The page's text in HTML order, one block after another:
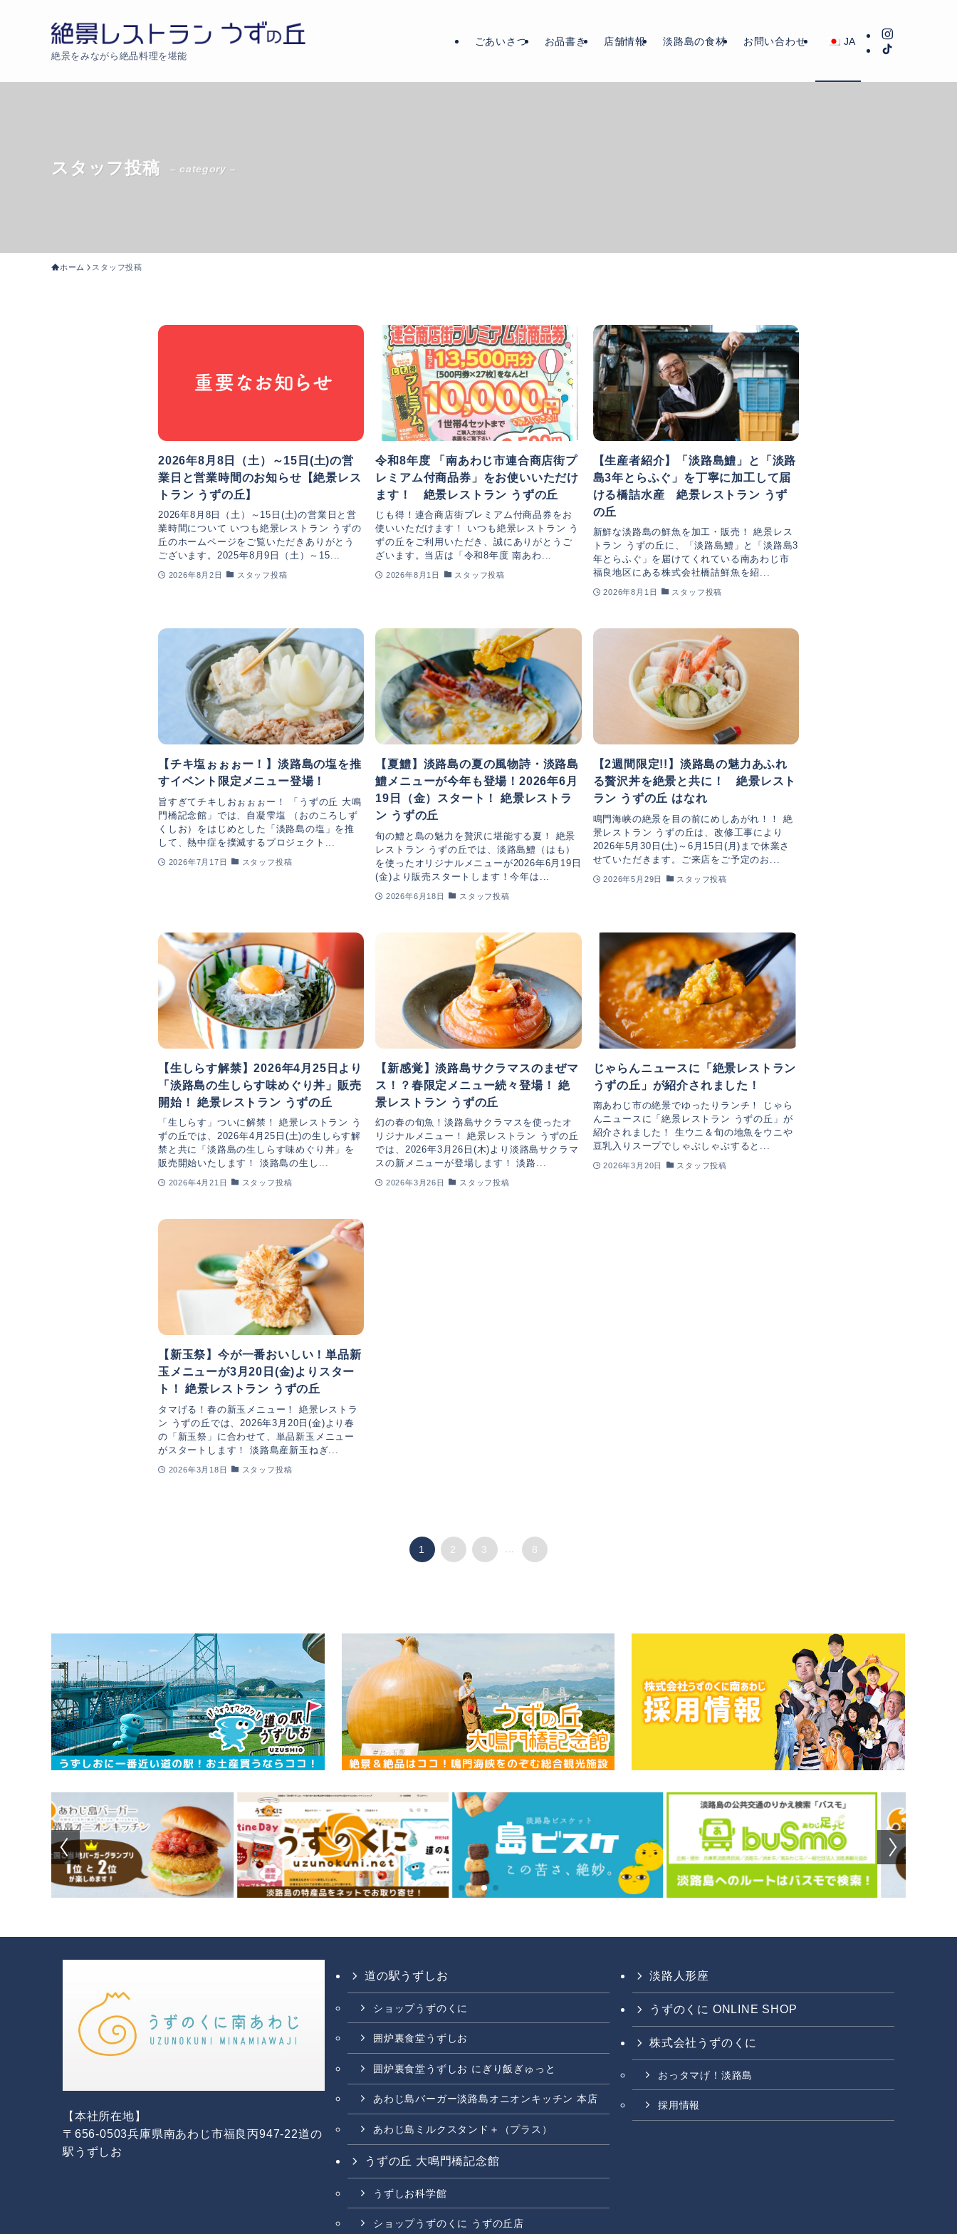
絶景をみながら絶品料理を堪能
ごあいさつ お品書き 店舗情報 淡路島の食材 お問い合わせ JA
スタッフ投稿 – category –
ホーム スタッフ投稿
2026年8月8日（土）～15日(土)の営
業日と営業時間のお知らせ【絶景レス
トラン うずの丘】
2026年8月8日（土）～15日(土)の営業日と営
業時間について いつも絶景レストラン うずの
丘のホームページをご覧いただきありがとう
ございます。2025年8月9日（土）～15...
2026年8月2日 スタッフ投稿
令和8年度 「南あわじ市連合商店街プ
レミアム付商品券」をお使いいただけ
ます！ 絶景レストラン うずの丘
じも得！連合商店街プレミアム付商品券をお
使いいただけます！ いつも絶景レストラン う
ずの丘をご利用いただき、誠にありがとうご
ざいます。当店は「令和8年度 南あわ...
2026年8月1日 スタッフ投稿
【生産者紹介】「淡路島鱧」と「淡路
島3年とらふぐ」を丁寧に加工して届
ける橋詰水産 絶景レストラン うず
の丘
新鮮な淡路島の鮮魚を加工・販売！ 絶景レス
トラン うずの丘に、「淡路島鱧」と「淡路島3
年とらふぐ」を届けてくれている南あわじ市
福良地区にある株式会社橋詰鮮魚を紹...
2026年8月1日 スタッフ投稿
【チキ塩ぉぉぉー！】淡路島の塩を推
すイベント限定メニュー登場！
旨すぎてチキしおぉぉぉー！ 「うずの丘 大鳴
門橋記念館」では、自凝雫塩 （おのころしず
くしお）をはじめとした「淡路島の塩」を推
して、熱中症を撲滅するプロジェクト...
2026年7月17日 スタッフ投稿
【夏鱧】淡路島の夏の風物詩・淡路島
鱧メニューが今年も登場！2026年6月
19日（金）スタート！ 絶景レストラ
ン うずの丘
旬の鱧と島の魅力を贅沢に堪能する夏！ 絶景
レストラン うずの丘では、淡路島鱧（はも）
を使ったオリジナルメニューが2026年6月19日
(金)より販売スタートします！今年は...
2026年6月18日 スタッフ投稿
【2週間限定!!】淡路島の魅力あふれ
る贅沢丼を絶景と共に！ 絶景レスト
ラン うずの丘 はなれ
鳴門海峡の絶景を目の前にめしあがれ！！ 絶
景レストラン うずの丘は、改修工事により
2026年5月30日(土)～6月15日(月)まで休業さ
せていただきます。ご来店をご予定のお...
2026年5月29日 スタッフ投稿
【生しらす解禁】2026年4月25日より
「淡路島の生しらす味めぐり丼」販売
開始！ 絶景レストラン うずの丘
「生しらす」ついに解禁！ 絶景レストラン う
ずの丘では、2026年4月25日(土)の生しらす解
禁と共に「淡路島の生しらす味めぐり丼」を
販売開始いたします！ 淡路島の生し...
2026年4月21日 スタッフ投稿
【新感覚】淡路島サクラマスのまぜマ
ス！？春限定メニュー続々登場！ 絶
景レストラン うずの丘
幻の春の旬魚！淡路島サクラマスを使ったオ
リジナルメニュー！ 絶景レストラン うずの丘
では、2026年3月26日(木)より淡路島サクラマ
スの新メニューが登場します！ 淡路...
2026年3月26日 スタッフ投稿
じゃらんニュースに「絶景レストラン
うずの丘」が紹介されました！
南あわじ市の絶景でゆったりランチ！ じゃら
んニュースに「絶景レストラン うずの丘」が
紹介されました！ 生ウニ＆旬の地魚をウニや
豆乳入りスープでしゃぶしゃぶすると...
2026年3月20日 スタッフ投稿
【新玉祭】今が一番おいしい！単品新
玉メニューが3月20日(金)よりスター
ト！ 絶景レストラン うずの丘
タマげる！春の新玉メニュー！ 絶景レストラ
ン うずの丘では、2026年3月20日(金)より春
の「新玉祭」に合わせて、単品新玉メニュー
がスタートします！ 淡路島産新玉ねぎ...
2026年3月18日 スタッフ投稿
1 2 3 8
【本社所在地】
〒656-0503兵庫県南あわじ市福良丙947-22道の
駅うずしお
道の駅うずしお
ショップうずのくに
囲炉裏食堂うずしお
囲炉裏食堂うずしお にぎり飯ぎゅっと
あわじ島バーガー淡路島オニオンキッチン 本店
あわじ島ミルクスタンド＋（プラス）
うずの丘 大鳴門橋記念館
うずしお科学館
ショップうずのくに うずの丘店
淡路人形座
うずのくに ONLINE SHOP
株式会社うずのくに
おっタマげ！淡路島
採用情報